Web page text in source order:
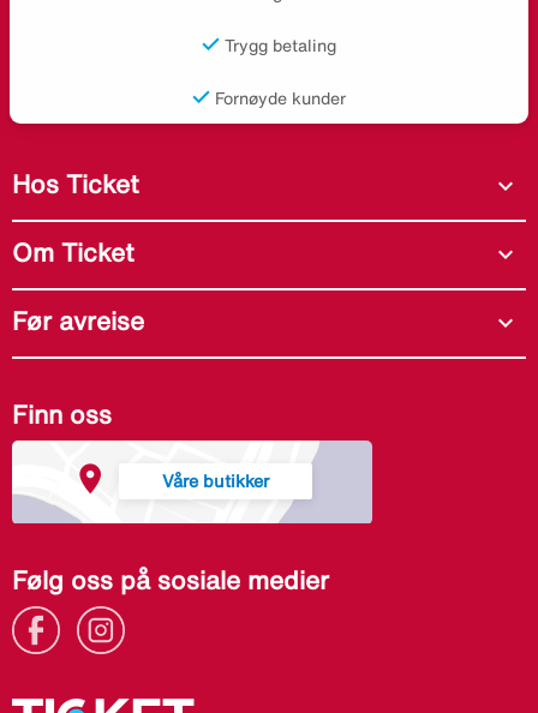
Trygg betaling
Fornøyde kunder
Hos Ticket expand_more
Om Ticket expand_more
Før avreise expand_more
Finn oss
Våre butikker
Følg oss på sosiale medier